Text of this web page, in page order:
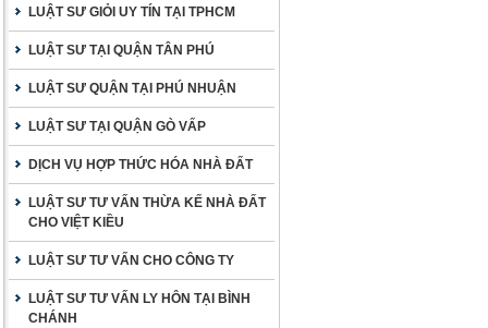
LUẬT SƯ GIỎI UY TÍN TẠI TPHCM
LUẬT SƯ TẠI QUẬN TÂN PHÚ
LUẬT SƯ QUẬN TẠI PHÚ NHUẬN
LUẬT SƯ TẠI QUẬN GÒ VẤP
DỊCH VỤ HỢP THỨC HÓA NHÀ ĐẤT
LUẬT SƯ TƯ VẤN THỪA KẾ NHÀ ĐẤT
CHO VIỆT KIỀU
LUẬT SƯ TƯ VẤN CHO CÔNG TY
LUẬT SƯ TƯ VẤN LY HÔN TẠI BÌNH
CHÁNH